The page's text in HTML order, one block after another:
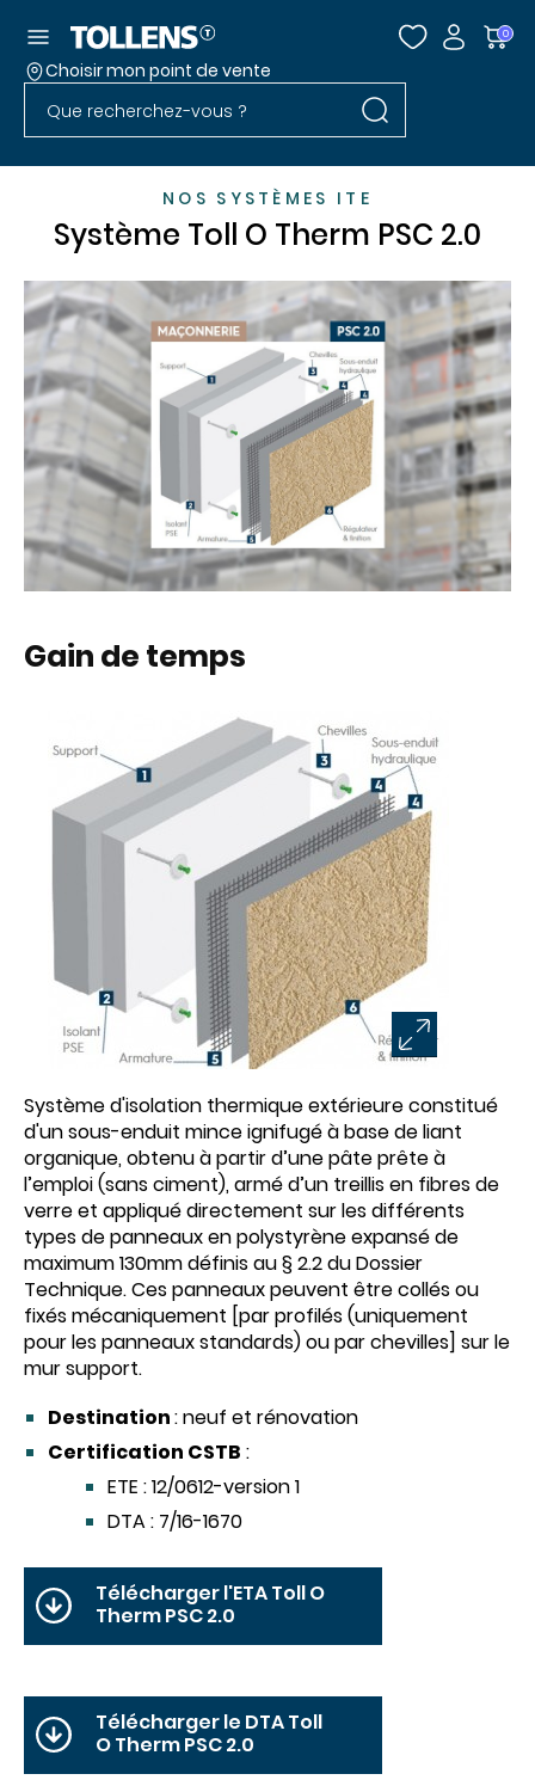
0
Passer la liste des magasins et aller au pied
Choisir mon point de vente
Rechercher dans le site Rechercher
Accéder au menu
NOS SYSTÈMES ITE
Système Toll O Therm PSC 2.0
Gain de temps
Système d'isolation thermique extérieure constitué
d'un sous-enduit mince ignifugé à base de liant
organique, obtenu à partir d’une pâte prête à
l’emploi (sans ciment), armé d’un treillis en fibres de
verre et appliqué directement sur les différents
types de panneaux en polystyrène expansé de
maximum 130mm définis au § 2.2 du Dossier
Technique. Ces panneaux peuvent être collés ou
fixés mécaniquement [par profilés (uniquement
pour les panneaux standards) ou par chevilles] sur le
mur support.
Destination: neuf et rénovation
Certification CSTB :
ETE : 12/0612-version 1
DTA : 7/16-1670
Télécharger l'ETA Toll O
Therm PSC 2.0
Télécharger le DTA Toll
O Therm PSC 2.0